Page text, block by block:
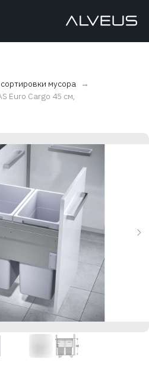
мусора
Euro Cargo 45 см,